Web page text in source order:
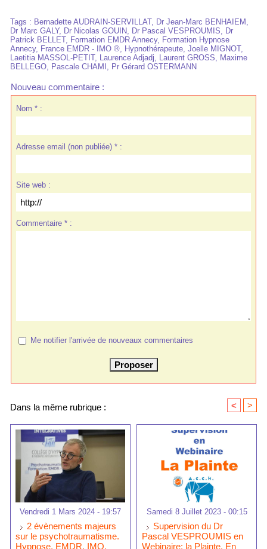
Tags : Bernadette AUDRAIN-SERVILLAT, Dr Jean-Marc BENHAIEM ,
Dr Marc GALY, Dr Nicolas GOUIN, Dr Pascal VESPROUMIS, Dr
Patrick BELLET, Formation EMDR Annecy, Formation Hypnose
Annecy, France EMDR - IMO ®, Hypnothérapeute, Joelle MIGNOT,
Laetitia MASSOL-PETIT, Laurence Adjadj, Laurent GROSS, Maxime
BELLEGO, Pascale CHAMI , Pr Gérard OSTERMANN
Nouveau commentaire :
Nom * :
Adresse email (non publiée) * :
Site web :
Commentaire * :
Me notifier l'arrivée de nouveaux commentaires
Dans la même rubrique : < >
Vendredi 1 Mars 2024 - 19:57
2 évènements majeurs
sur le psychotraumatisme.
Hypnose, EMDR, IMO,
Samedi 8 Juillet 2023 - 00:15
Supervision du Dr
Pascal VESPROUMIS en
Webinaire: la Plainte. En